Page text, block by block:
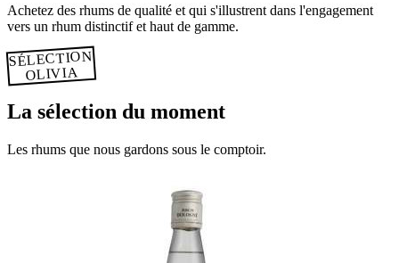
Achetez des rhums de qualité et qui s'illustrent dans l'engagement
vers un rhum distinctif et haut de gamme.
SÉLECTION
OLIVIA
La sélection du moment
Les rhums que nous gardons sous le comptoir.